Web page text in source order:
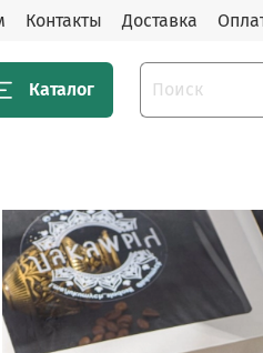
Контакты Доставка
Каталог